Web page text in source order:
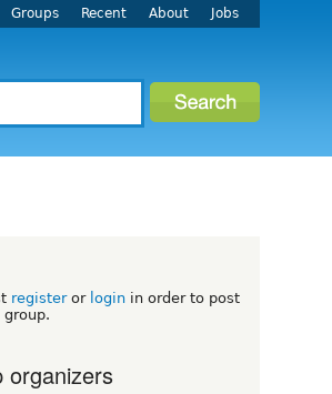
Groups Recent About Jobs
registeror login in order to post
organizers